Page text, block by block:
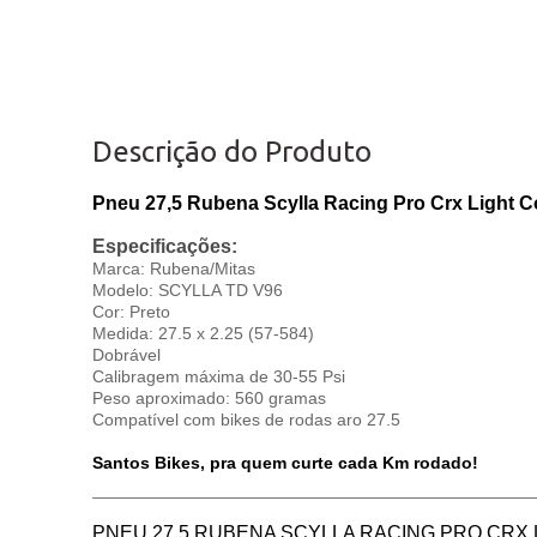
Descrição do Produto
Pneu 27,5 Rubena Scylla Racing Pro Crx Light
Especificações:
Marca: Rubena/Mitas
Modelo: SCYLLA TD V96
Cor: Preto
Medida: 27.5 x 2.25 (57-584)
Dobrável
Calibragem máxima de 30-55 Psi
Peso aproximado: 560 gramas
Compatível com bikes de rodas aro 27.5
Santos Bikes, pra quem curte cada Km rodado!
PNEU 27,5 RUBENA SCYLLA RACING PRO CRX